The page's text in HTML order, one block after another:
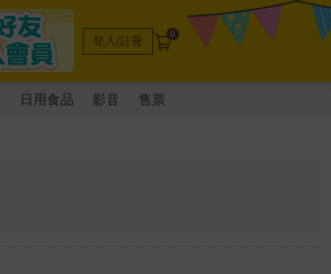
登入/註冊 0
日用食品 影音 售票